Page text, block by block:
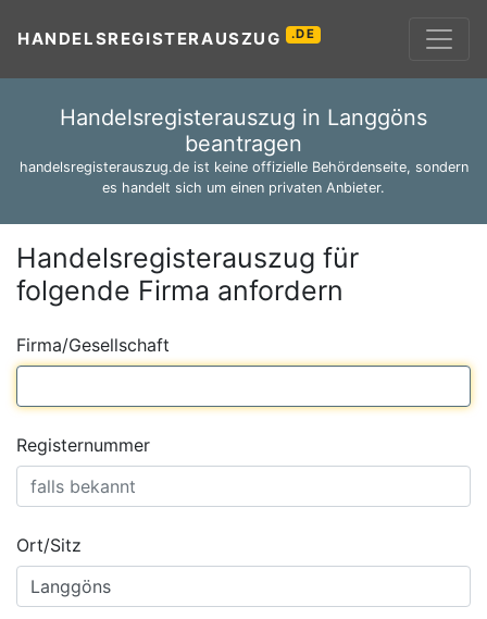
HANDELSREGISTERAUSZUG .DE
Handelsregisterauszug in Langgöns
beantragen
handelsregisterauszug.de ist keine offizielle Behördenseite, sondern
es handelt sich um einen privaten Anbieter.
Handelsregisterauszug für
folgende Firma anfordern
Firma/Gesellschaft
Registernummer
Ort/Sitz